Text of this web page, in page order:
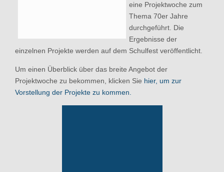
eine Projektwoche zum
Thema 70er Jahre
durchgeführt. Die
Ergebnisse der
einzelnen Projekte werden auf dem Schulfest veröffentlicht.
Um einen Überblick über das breite Angebot der
Projektwoche zu bekommen, klicken Sie hier, um zur
Vorstellung der Projekte zu kommen.